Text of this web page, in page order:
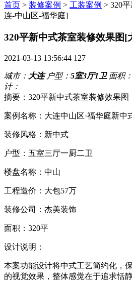
首页 > 装修案例 > 工装案例 > 320
连-中山区-福华庭]
320平新中式茶室装修效果图[
2021-03-13 13:56:44 127
城市： 大连 户型： 5室3厅1卫 面积：
计：
摘要：320平新中式茶室装修效果图
案例名称：大连中山区·福华庭新中
装修风格：新中式
户型：五室三厅一厨二卫
楼盘名称：中山
工程造价：大包57万
装修公司：杰美装饰
面积：320平
设计说明：
本案功能设计将中式工艺简约化，
的视觉效果，整体感觉在于追求恬静